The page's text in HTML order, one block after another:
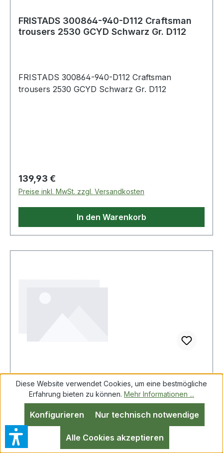
FRISTADS 300864-940-D112 Craftsman
trousers 2530 GCYD Schwarz Gr. D112
FRISTADS 300864-940-D112 Craftsman
trousers 2530 GCYD Schwarz Gr. D112
Regulärer Preis:
139,93 €
Preise inkl. MwSt. zzgl. Versandkosten
In den Warenkorb
FRISTADS 300864-940-D116 Craftsman
trousers 2530 GCYD Schwarz Gr. D116
FRISTADS 300864-940-D116 Craftsman
Diese Website verwendet Cookies, um eine bestmögliche
Erfahrung bieten zu können. Mehr Informationen ...
Nur technisch notwendige
Konfigurieren
Alle Cookies akzeptieren